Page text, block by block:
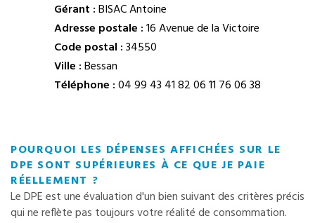
Gérant :BISAC Antoine
Adresse postale :16 Avenue de la Victoire
Code postal :34550
Ville :Bessan
Téléphone :04 99 43 41 8206 11 76 06 38
POURQUOI LES DÉPENSES AFFICHÉES SUR LE
DPE SONT SUPÉRIEURES À CE QUE JE PAIE
RÉELLEMENT ?
Le DPE est une évaluation d'un bien suivant des critères précis
qui ne reflète pas toujours votre réalité de consommation.